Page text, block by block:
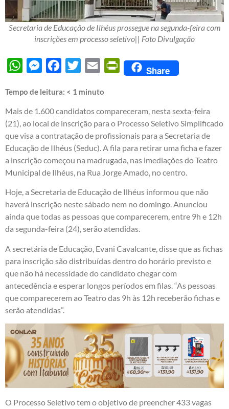
Secretaria de Educação de Ilhéus prossegue na segunda-feira com
inscrições em processo seletivo|| Foto Divulgação
WhatsAppMessengerFacebook
Twitter Email PrintFriendly
Share
Tempo de leitura: < 1 minuto
Mais de 1.600 candidatos compareceram, nesta sexta-feira
(21), ao local de inscrição para o Processo Seletivo Simplificado
que visa a contratação de profissionais para a Secretaria de
Educação de Ilhéus (Seduc). A fila para retirar uma ficha e fazer
a inscrição começou na madrugada, nas imediações do Teatro
Municipal de Ilhéus, na Rua Jorge Amado, no centro.
Hoje, a Secretaria de Educação de Ilhéus informou que não
haverá inscrição neste sábado nem no domingo. Anunciou
ainda que todas as pessoas que comparecerem, entre 9h e 12h
da segunda-feira (24), serão atendidas.
A secretária de Educação, Evani Cavalcante, disse que as fichas
para inscrição são distribuídas dentro do horário previsto e
que não há necessidade do candidato chegar com
antecedência e esperar longos períodos em filas. “As pessoas
que comparecerem ao Teatro das 9h às 12h receberão fichas e
serão atendidas”.
O Processo Seletivo tem o objetivo de preencher 433 vagas